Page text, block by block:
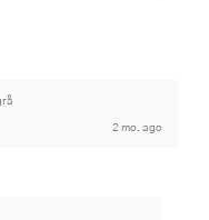
2 mo. ago